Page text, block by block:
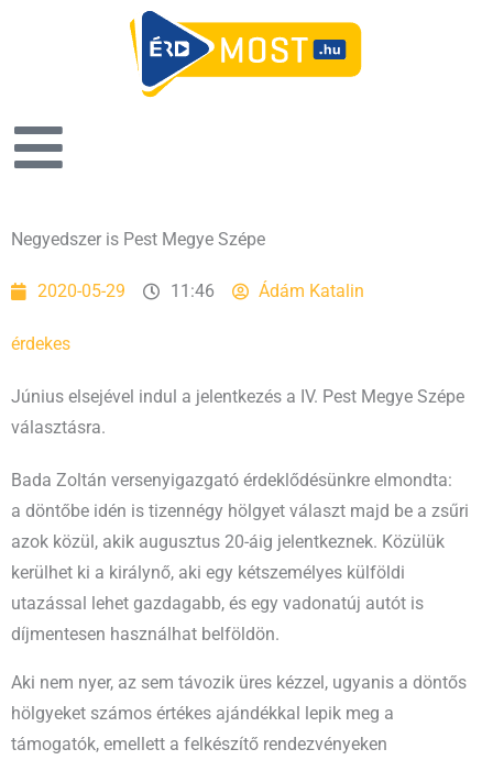
Negyedszer is Pest Megye Szépe
2020-05-29 11:46 Ádám Katalin
érdekes
Június elsejével indul a jelentkezés a IV. Pest Megye Szépe
választásra.
Bada Zoltán versenyigazgató érdeklődésünkre elmondta:
a döntőbe idén is tizennégy hölgyet választ majd be a zsűri
azok közül, akik augusztus 20-áig jelentkeznek. Közülük
kerülhet ki a királynő, aki egy kétszemélyes külföldi
utazással lehet gazdagabb, és egy vadonatúj autót is
díjmentesen használhat belföldön.
Aki nem nyer, az sem távozik üres kézzel, ugyanis a döntős
hölgyeket számos értékes ajándékkal lepik meg a
támogatók, emellett a felkészítő rendezvényeken